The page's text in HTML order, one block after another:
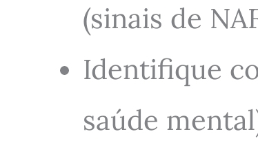
(sinais de
Identifique
saúde